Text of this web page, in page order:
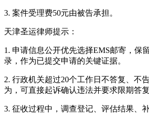
3. 案件受理费50元由被告承担。
天津圣运律师提示：
1. 申请信息公开优先选择EMS邮寄，保
录，作为已提交申请的关键证据。
2. 行政机关超过20个工作日不答复、不
为，可直接起诉确认违法并要求限期答复
3. 征收过程中，调查登记、评估结果、